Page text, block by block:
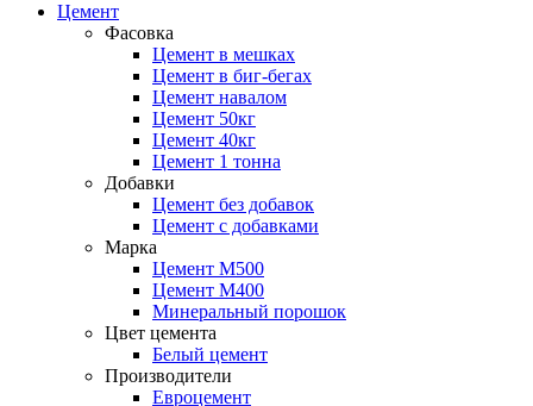
Цемент
Фасовка
Цемент в мешках
Цемент в биг-бегах
Цемент навалом
Цемент 50кг
Цемент 40кг
Цемент 1 тонна
Добавки
Цемент без добавок
Цемент с добавками
Марка
Цемент М500
Цемент М400
Минеральный порошок
Цвет цемента
Белый цемент
Производители
Евроцемент